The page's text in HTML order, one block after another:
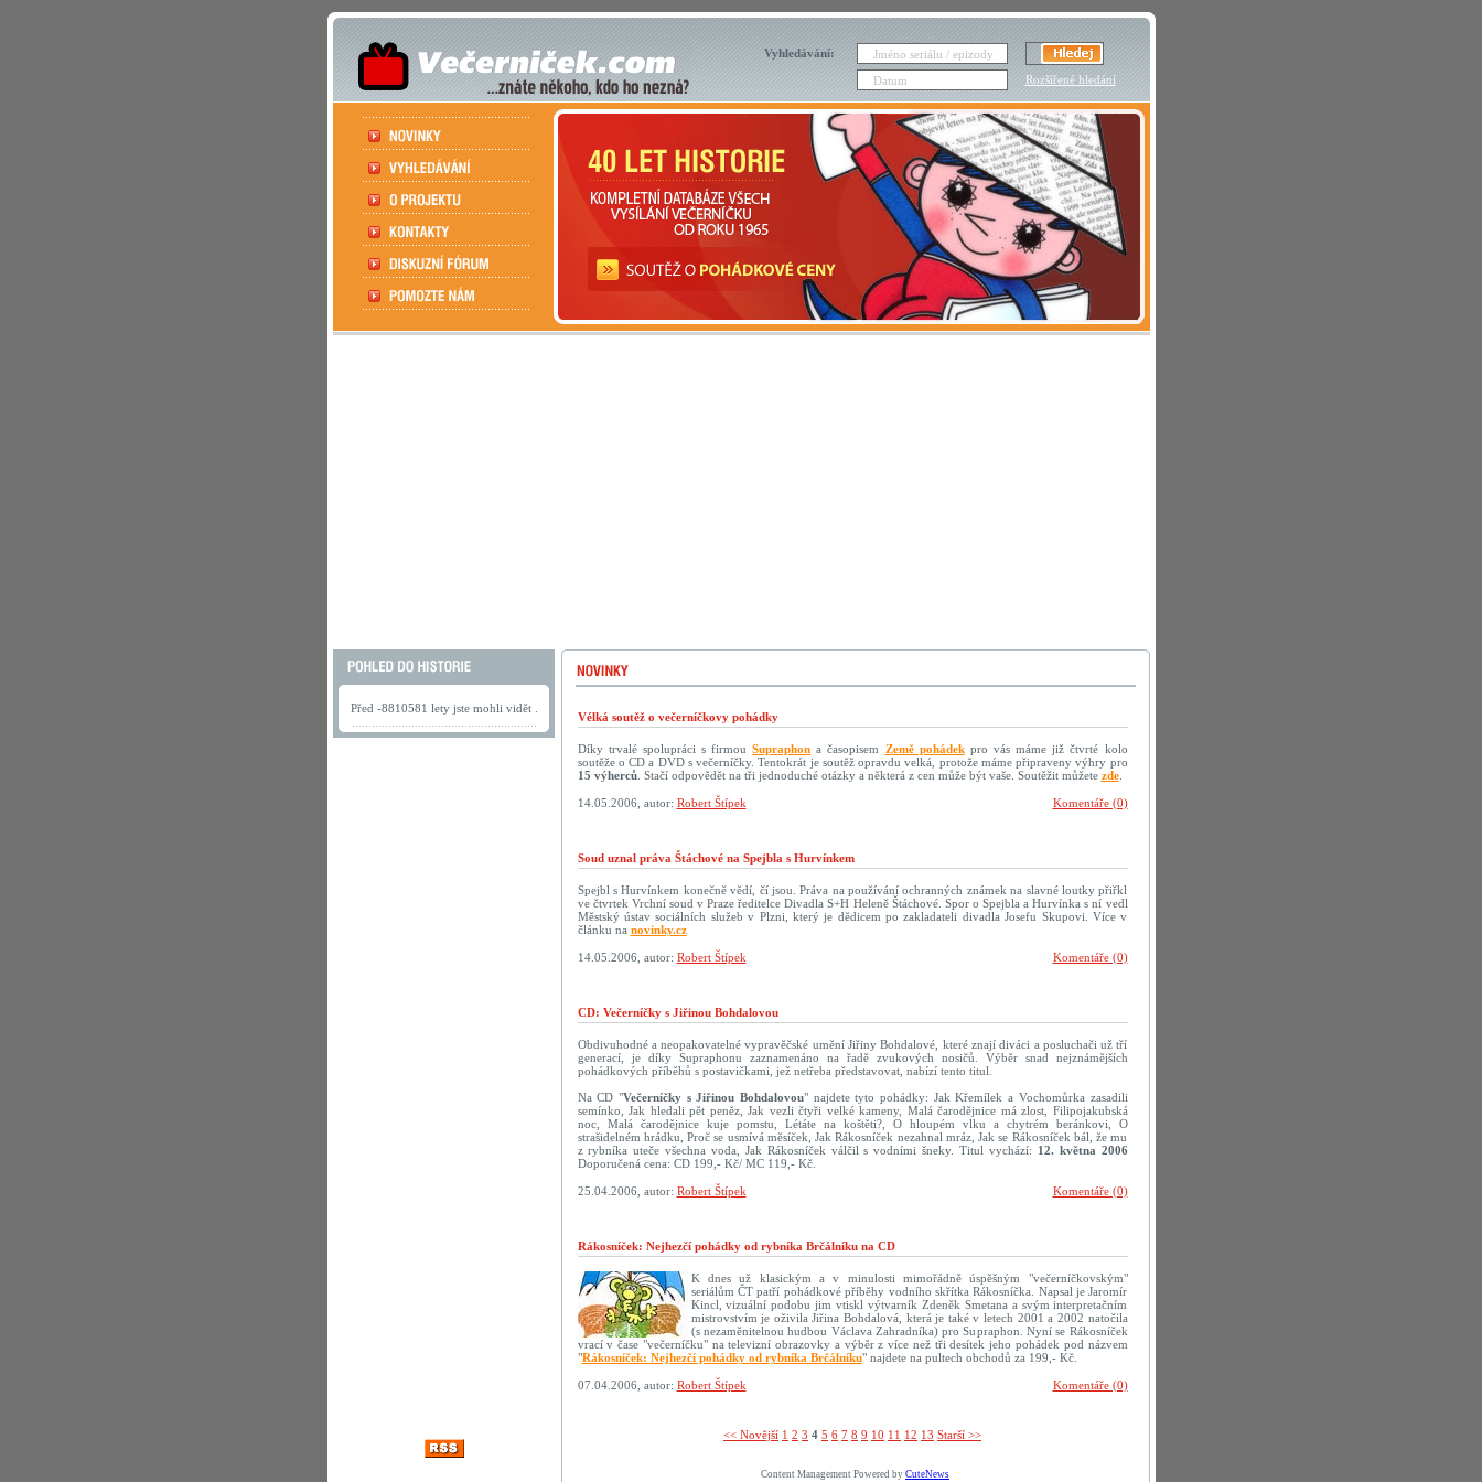
Vyhledávání:
Rozšířené hledání
Před -8810581 lety jste mohli vidět .
Vélká soutěž o večerníčkovy pohádky
Díky trvalé spolupráci s firmouSupraphon a časopisem Země pohádekpro vás máme již čtvrté kolo
soutěže o CD a DVD s večerníčky. Tentokrát je soutěž opravdu velká, protože máme připraveny výhry pro
15 výherců. Stačí odpovědět na tři jednoduché otázky a některá z cen může být vaše. Soutěžit můžete zde.
Komentáře (0)
14.05.2006, autor: Robert Štípek
Soud uznal práva Štáchové na Spejbla s Hurvínkem
Spejbl s Hurvínkem konečně vědí, čí jsou. Práva na používání ochranných známek na slavné loutky přiřkl
ve čtvrtek Vrchní soud v Praze ředitelce Divadla S+H Heleně Štáchové. Spor o Spejbla a Hurvínka s ní vedl
Městský ústav sociálních služeb v Plzni, který je dědicem po zakladateli divadla Josefu Skupovi. Více v
článku na novinky.cz
Komentáře (0)
14.05.2006, autor: Robert Štípek
CD: Večerníčky s Jiřinou Bohdalovou
Obdivuhodné a neopakovatelné vypravěčské umění Jiřiny Bohdalové, které znají diváci a posluchači už tří
generací, je díky Supraphonu zaznamenáno na řadě zvukových nosičů. Výběr snad nejznámějších
pohádkových příběhů s postavičkami, jež netřeba představovat, nabízí tento titul.
Na CD "Večerníčky s Jiřinou Bohdalovou" najdete tyto pohádky: Jak Křemílek a Vochomůrka zasadili
semínko, Jak hledali pět peněz, Jak vezli čtyři velké kameny, Malá čarodějnice má zlost, Filipojakubská
noc, Malá čarodějnice kuje pomstu, Létáte na koštěti?, O hloupém vlku a chytrém beránkovi, O
strašidelném hrádku, Proč se usmívá měsíček, Jak Rákosníček nezahnal mráz, Jak se Rákosníček bál, že mu
z rybníka uteče všechna voda, Jak Rákosníček válčil s vodními šneky. Titul vychází: 12. května 2006
Doporučená cena: CD 199,- Kč/ MC 119,- Kč.
Komentáře (0)
25.04.2006, autor: Robert Štípek
Rákosníček: Nejhezčí pohádky od rybníka Brčálníku na CD
K dnes už klasickým a v minulosti mimořádně úspěšným "večerníčkovským"
seriálům ČT patří pohádkové příběhy vodního skřítka Rákosníčka. Napsal je Jaromír
Kincl, vizuální podobu jim vtiskl výtvarník Zdeněk Smetana a svým interpretačním
mistrovstvím je oživila Jiřina Bohdalová, která je také v letech 2001 a 2002 natočila
(s nezaměnitelnou hudbou Václava Zahradníka) pro Supraphon. Nyní se Rákosníček
vrací v čase "večerníčku" na televizní obrazovky a výběr z více než tři desítek jeho pohádek pod názvem
"Rákosníček: Nejhezčí pohádky od rybníka Brčálníku" najdete na pultech obchodů za 199,- Kč.
Komentáře (0)
07.04.2006, autor: Robert Štípek
<< Novější­ 1 2 3 4 5 6 7 8 9 10 11 12 13 Starší >>
Content Management Powered by CuteNews